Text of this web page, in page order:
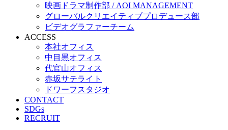
映画ドラマ制作部 / AOI MANAGEMENT
グローバルクリエイティブプロデュース部
ビデオグラファーチーム
ACCESS
本社オフィス
中目黒オフィス
代官山オフィス
赤坂サテライト
ドワーフスタジオ
CONTACT
SDGs
RECRUIT